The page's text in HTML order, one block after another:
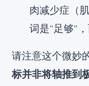
肉减少症（
词是“足够”，
请注意这个微妙
标并非将轴推到